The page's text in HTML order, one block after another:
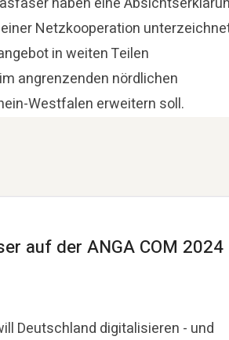
Netzkooperation
in weiten Teilen
angrenzenden nördlichen
Westfalen erweitern soll.
auf der ANGA COM 2024
Deutschland digitalisieren - und